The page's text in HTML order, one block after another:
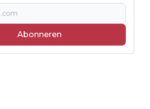
Abonneren